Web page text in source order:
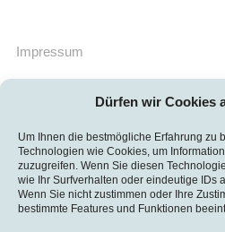
Dürfen wir Cookies
Um Ihnen die bestmögliche Erfahrung zu
Technologien wie Cookies, um
zuzugreifen. Wenn Sie diesen
wie Ihr Surfverhalten oder eindeutige IDs
Wenn Sie nicht zustimmen oder Ihre
bestimmte Features und Funktionen
© 2026
Stadelmann Advokatur & Notariat
Pilatusstrasse 18
Postfach 660
Impressum